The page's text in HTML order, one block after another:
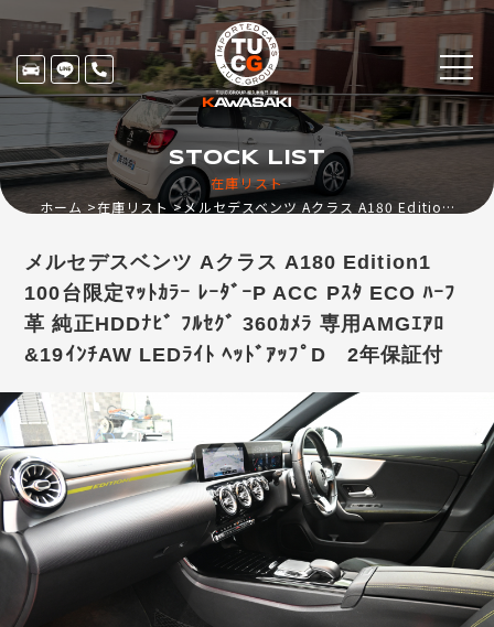
在庫リスト
STOCK LIST
ホーム 在庫リスト メルセデスベンツ Aクラス A180 Edition1 100台限定ﾏｯﾄｶﾗｰ ﾚｰﾀﾞｰP ACC Pｽﾀ ECO ﾊｰﾌ革 純正HDDﾅﾋﾞ ﾌﾙｾｸﾞ 360ｶﾒﾗ 専用AMGｴｱﾛ&19ｲﾝﾁAW LEDﾗｲﾄ ﾍｯﾄﾞｱｯﾌﾟD 2年保証付
メルセデスベンツ Aクラス A180 Edition1
100台限定ﾏｯﾄｶﾗｰ ﾚｰﾀﾞｰP ACC Pｽﾀ ECO ﾊｰﾌ
革 純正HDDﾅﾋﾞ ﾌﾙｾｸﾞ 360ｶﾒﾗ 専用AMGｴｱﾛ
&19ｲﾝﾁAW LEDﾗｲﾄ ﾍｯﾄﾞｱｯﾌﾟD 2年保証付